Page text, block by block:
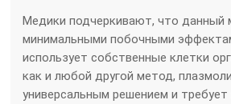
Медики подчеркивают, что данный
минимальными побочными
использует собственные клетки
как и любой другой метод,
универсальным решением и требует